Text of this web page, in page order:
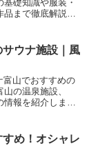
礎知識や服装・
品まで徹底解説初
これを機にオペラ
ウナ施設｜風
富山でおすすめの
の温泉施設、
情報を紹介しま
イキャッチ画像出
め！オシャレ